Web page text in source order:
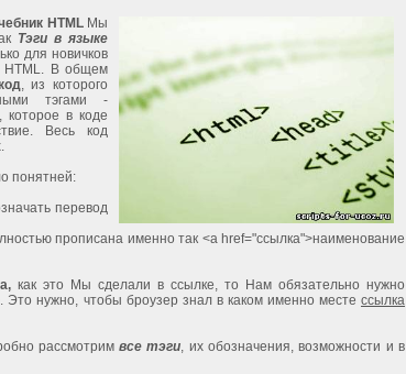
HTMLМы
Тэги в языке
для новичков
HTML. В общем
, из которого
тэгами -
, которое в коде
Весь код
понятней:
перевод
прописана именно так <a href="ссылка">наименование
как это Мы сделали в ссылке, то Нам обязательно нужно
Это нужно, чтобы броузер знал в каком именно местессылка
рассмотримвсе тэги, их обозначения, возможности и в